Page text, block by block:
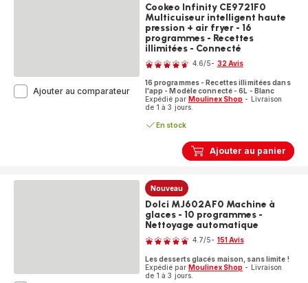
programmes
Recettes
illimitées
Connecté
Ajouter au panier
Cookeo Infinity CE9721F0
Multicuiseur intelligent haute
pression + air fryer - 16
programmes - Recettes
illimitées - Connecté
Note
4.6/5- 32 Avis
16 programmes - Recettes illimitées dans
l'app - Modèle connecté - 6L - Blanc
Expédié par Moulinex Shop - Livraison
de 1 à 3 jours.
En stock
Ajouter au comparateurCookeo
Infinity
CE9721F0
Multicuiseur
air
fryer
programmes
Recettes
illimitées
Connecté
Nouveau
Dolci MJ602AF0 Machine à
glaces - 10 programmes -
Nettoyage automatique
Note
4.7/5- 151 Avis
Les desserts glacés maison, sans limite !
Expédié par Moulinex Shop - Livraison
de 1 à 3 jours.